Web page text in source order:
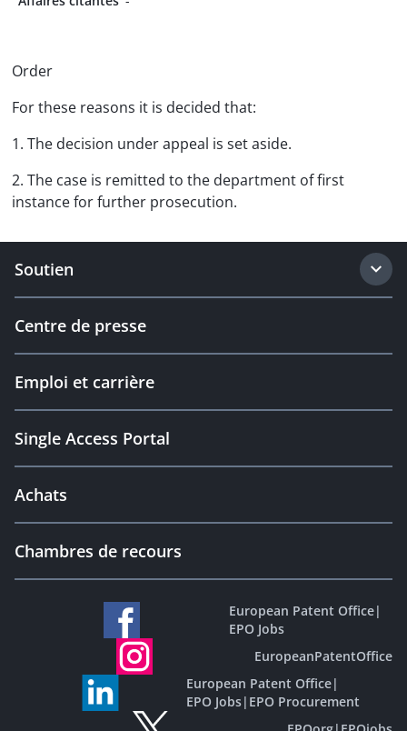
Order
For these reasons it is decided that:
1. The decision under appeal is set aside.
2. The case is remitted to the department of first
instance for further prosecution.
Soutien
Centre de presse
Emploi et carrière
Single Access Portal
Achats
Chambres de recours
European Patent Office|
EPO Jobs
EuropeanPatentOffice
European Patent Office|
EPO Jobs| EPO Procurement